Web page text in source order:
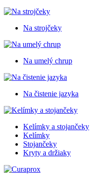
Na strojčeky
Na umelý chrup
Na čistenie jazyka
Kelímky a stojančeky
Kelímky
Stojančeky
Kryty a držiaky